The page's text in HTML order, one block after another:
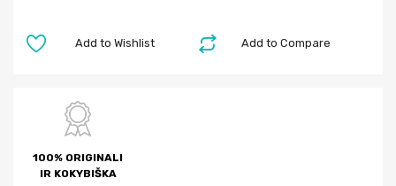
Add to Compare
Add to Wishlist
100% ORIGINALI
IR KOKYBIŠKA